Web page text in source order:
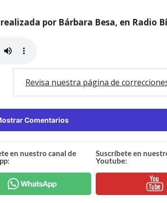
por Bárbara Besa, en Radio
Revisa nuestra página de
Comentarios
en nuestro canal de
Suscríbete en
Youtube: